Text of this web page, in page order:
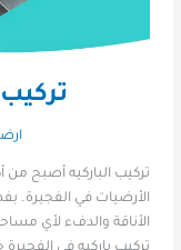
تركيب الباركيه أصبح من
الأرضيات في الفجيرة.
الأناقة والدفء لأي